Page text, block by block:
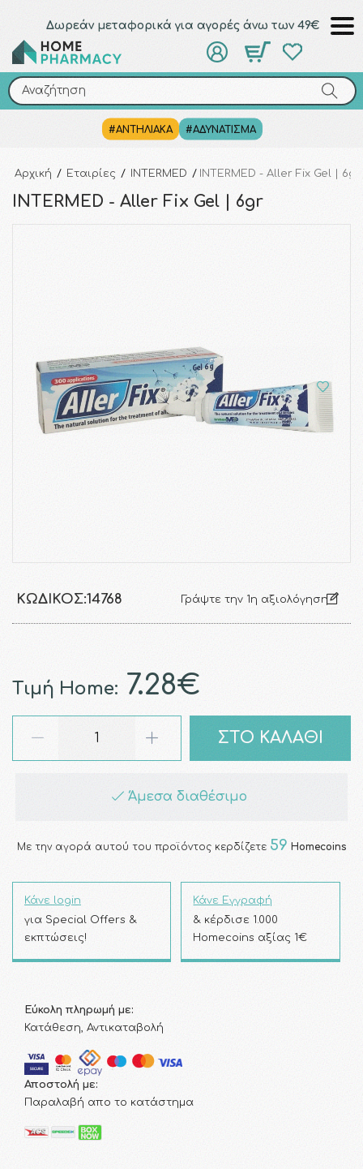
Δωρεάν μεταφορικά για αγορές άνω των 49€
Αναζήτηση
#ΑΝΤΗΛΙΑΚΑ #ΑΔΥΝΑΤΙΣΜΑ
Αναζήτηση
Αρχική / Εταιρίες / INTERMED / INTERMED - Aller Fix Gel | 6gr
INTERMED - Aller Fix Gel | 6gr
ΚΩΔΙΚΌΣ:14768 Γράψτε την 1η αξιολόγηση
Τιμή Home: 7.28€
ΣΤΟ ΚΑΛΑΘΙ
Άμεσα διαθέσιμο
Με την αγορά αυτού του προϊόντος κερδίζετε 59 Homecoins
Κάνε login
για Special Offers &
εκπτώσεις!
Κάνε Εγγραφή
& κέρδισε 1.000
Homecoins αξίας 1€
Εύκολη πληρωμή με:
Κατάθεση, Αντικαταβολή
Αποστολή με:
Παραλαβή απο το κατάστημα